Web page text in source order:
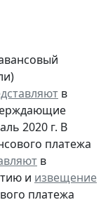
в
2020 г. В
платежа
в
и извещение
платежа